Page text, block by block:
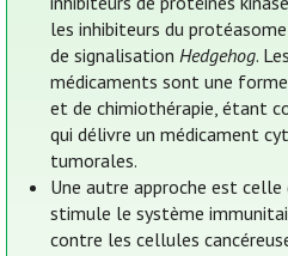
les inhibiteurs du
de signalisationHedgehog.
médicaments sont une
et de chimiothérapie, étant
qui délivre un médicament
tumorales.
Une autre approche est celle
stimule le système
contre les cellules